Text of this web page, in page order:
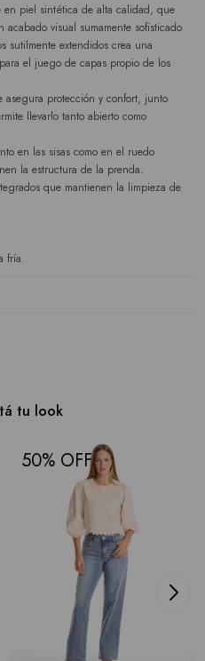
en piel sintética de alta calidad, que
visual sumamente sofisticado
sutilmente extendidos crea una
el juego de capas propio de los
protección y confort, junto
llevarlo tanto abierto como
en las sisas como en el ruedo
la estructura de la prenda.
que mantienen la limpieza de
fría.
tu look
50